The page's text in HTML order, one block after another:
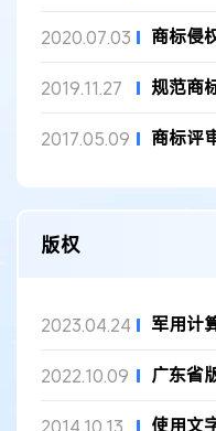
2020.07.03 商标侵
2019.11.27 规范商
2017.05.09 商标评
版权
2023.04.24 军用计
2022.10.09 广东省
2014.10.13 使用文